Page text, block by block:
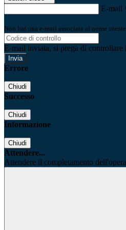
E-mail
Non hai una e-mail associata al nome
E-mail inviata, si prega di controllare
Errore
Chiudi
Successo
Chiudi
Informazione
Chiudi
Attendere...
Attendere il completamento